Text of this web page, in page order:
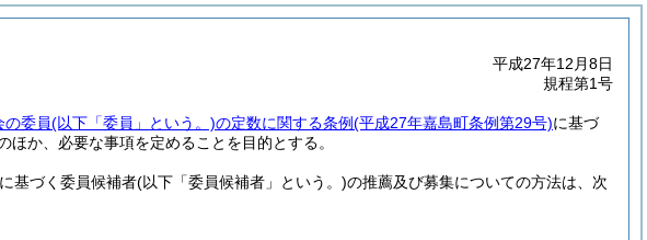
平成27年12月8日
規程第1号
の委員(以下「委員」という。)の定数に関する条例(平成27年嘉島町条例第29号)に基づ
か、必要な事項を定めることを目的とする。
基づく委員候補者(以下「委員候補者」という。)の推薦及び募集についての方法は、次